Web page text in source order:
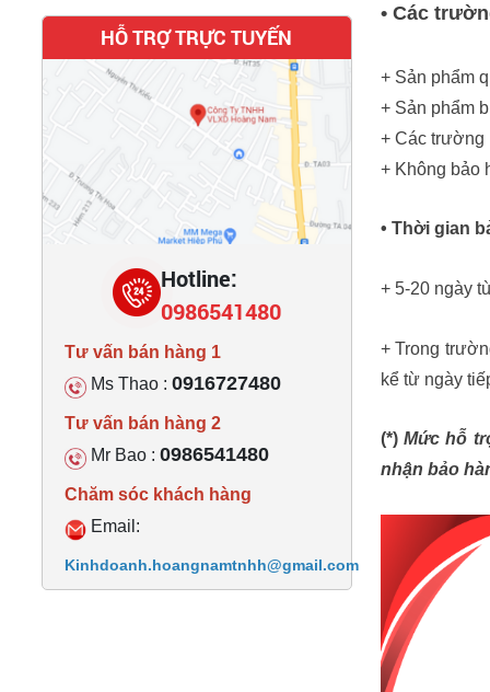
HỖ TRỢ TRỰC TUYẾN
Hotline:
0986541480
Tư vấn bán hàng 1
Ms Thao : 0916727480
Tư vấn bán hàng 2
Mr Bao : 0986541480
Chăm sóc khách hàng
Email:
Kinhdoanh.hoangnamtnhh@gmail.com
• Các
+ Sản phẩm
+ Sản phẩm
+ Các trường
+ Không bảo
• Thời gian
+ 5-20 ngày
+ Trong
kể từ ngày
(*) Mức hỗ
nhận bảo